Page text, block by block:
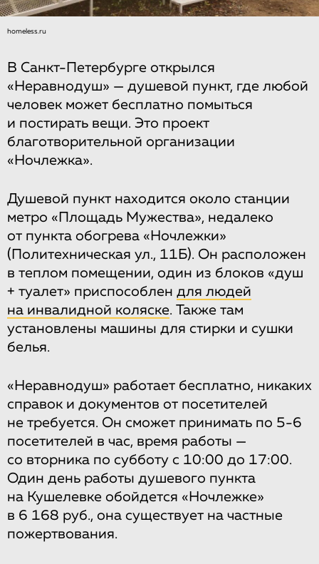
homeless.ru
В Санкт-Петербурге открылся
«Неравнодуш» — душевой пункт, где любой
человек может бесплатно помыться
и постирать вещи. Это проект
благотворительной организации
«Ночлежка».
Душевой пункт находится около станции
метро «Площадь Мужества», недалеко
от пункта обогрева «Ночлежки»
(Политехническая ул., 11Б). Он расположен
в теплом помещении, один из блоков «душ
+ туалет» приспособлен для людей
на инвалидной коляске. Также там
установлены машины для стирки и сушки
белья.
«Неравнодуш» работает бесплатно, никаких
справок и документов от посетителей
не требуется. Он сможет принимать по 5-6
посетителей в час, время работы —
со вторника по субботу с 10:00 до 17:00.
Один день работы душевого пункта
на Кушелевке обойдется «Ночлежке»
в 6 168 руб., она существует на частные
пожертвования.